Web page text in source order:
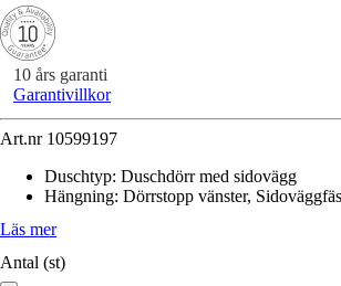
10 års garanti
Garantivillkor
Art.nr 10599197
Duschtyp: Duschdörr med sidovägg
Hängning: Dörrstopp vänster,
Läs mer
Antal (st)